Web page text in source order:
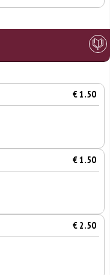
€ 1.50
€ 1.50
€ 2.50